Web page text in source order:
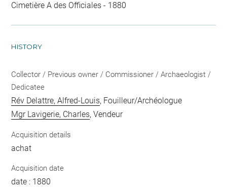
Cimetière A des Officiales - 1880
HISTORY
Collector / Previous owner / Commissioner / Archaeologist /
Dedicatee
Rév Delattre, Alfred-Louis, Fouilleur/Archéologue
Mgr Lavigerie, Charles, Vendeur
Acquisition details
achat
Acquisition date
date : 1880